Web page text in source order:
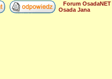
Forum
Osada Jana